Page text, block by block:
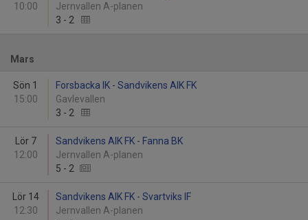
10:00
Jernvallen A-planen
3 - 2
Mars
Sön 1
15:00
Forsbacka IK - Sandvikens AIK FK
Gavlevallen
3 - 2
Lör 7
12:00
Sandvikens AIK FK - Fanna BK
Jernvallen A-planen
5 - 2
Lör 14
12:30
Sandvikens AIK FK - Svartviks IF
Jernvallen A-planen